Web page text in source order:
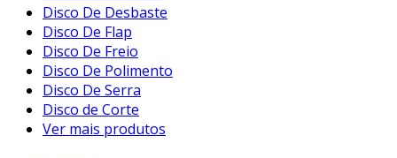
Disco De Desbaste
Disco De Flap
Disco De Freio
Disco De Polimento
Disco De Serra
Disco de Corte
Ver mais produtos